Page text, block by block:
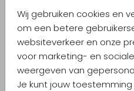
Wij gebruiken cookies en
om een betere
websiteverkeer en onze
voor marketing- en
weergeven van
Je kunt jouw
op je kaart komt.
Tip: Bestel eensamplesetje
houten vormpjes te zien.